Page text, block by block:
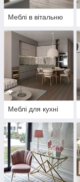
Меблі в вітальню
Меблі для кухні